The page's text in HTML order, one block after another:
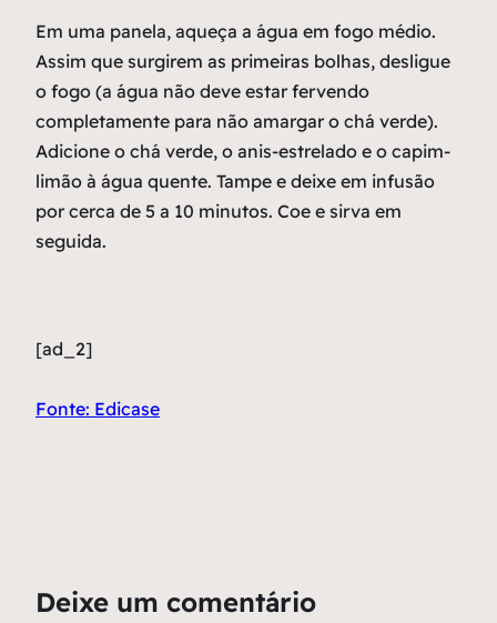
Em uma panela, aqueça a água em fogo médio.
Assim que surgirem as primeiras bolhas, desligue
o fogo (a água não deve estar fervendo
completamente para não amargar o chá verde).
Adicione o chá verde, o anis-estrelado e o capim-
limão à água quente. Tampe e deixe em infusão
por cerca de 5 a 10 minutos. Coe e sirva em
seguida.
[ad_2]
Fonte: Edicase
Deixe um comentário